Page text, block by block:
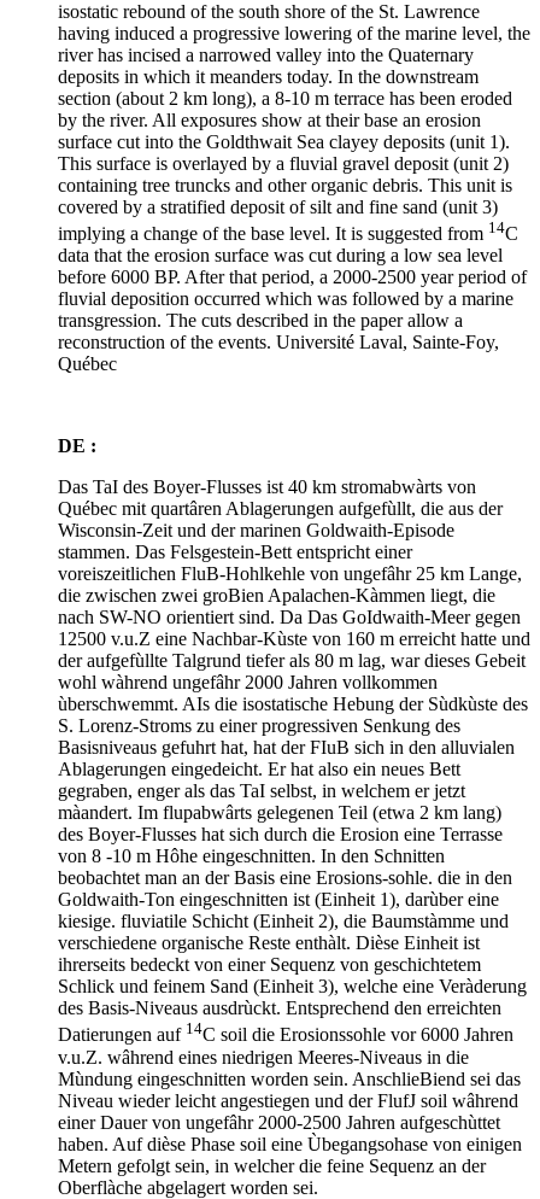
isostatic rebound of the south shore of the St. Lawrence
having induced a progressive lowering of the marine level, the
river has incised a narrowed valley into the Quaternary
deposits in which it meanders today. In the downstream
section (about 2 km long), a 8-10 m terrace has been eroded
by the river. All exposures show at their base an erosion
surface cut into the Goldthwait Sea clayey deposits (unit 1).
This surface is overlayed by a fluvial gravel deposit (unit 2)
containing tree truncks and other organic debris. This unit is
covered by a stratified deposit of silt and fine sand (unit 3)
implying a change of the base level. It is suggested from 14C
data that the erosion surface was cut during a low sea level
before 6000 BP. After that period, a 2000-2500 year period of
fluvial deposition occurred which was followed by a marine
transgression. The cuts described in the paper allow a
reconstruction of the events. Université Laval, Sainte-Foy,
Québec
DE :
Das TaI des Boyer-Flusses ist 40 km stromabwàrts von
Québec mit quartâren Ablagerungen aufgefùllt, die aus der
Wisconsin-Zeit und der marinen Goldwaith-Episode
stammen. Das Felsgestein-Bett entspricht einer
voreiszeitlichen FluB-Hohlkehle von ungefâhr 25 km Lange,
die zwischen zwei groBien Apalachen-Kàmmen liegt, die
nach SW-NO orientiert sind. Da Das GoIdwaith-Meer gegen
12500 v.u.Z eine Nachbar-Kùste von 160 m erreicht hatte und
der aufgefùllte Talgrund tiefer als 80 m lag, war dieses Gebeit
wohl wàhrend ungefâhr 2000 Jahren vollkommen
ùberschwemmt. AIs die isostatische Hebung der Sùdkùste des
S. Lorenz-Stroms zu einer progressiven Senkung des
Basisniveaus gefuhrt hat, hat der FIuB sich in den alluvialen
Ablagerungen eingedeicht. Er hat also ein neues Bett
gegraben, enger als das TaI selbst, in welchem er jetzt
màandert. Im flupabwârts gelegenen Teil (etwa 2 km lang)
des Boyer-Flusses hat sich durch die Erosion eine Terrasse
von 8 -10 m Hôhe eingeschnitten. In den Schnitten
beobachtet man an der Basis eine Erosions-sohle. die in den
Goldwaith-Ton eingeschnitten ist (Einheit 1), darùber eine
kiesige. fluviatile Schicht (Einheit 2), die Baumstàmme und
verschiedene organische Reste enthàlt. Dièse Einheit ist
ihrerseits bedeckt von einer Sequenz von geschichtetem
Schlick und feinem Sand (Einheit 3), welche eine Veràderung
des Basis-Niveaus ausdrùckt. Entsprechend den erreichten
Datierungen auf 14C soil die Erosionssohle vor 6000 Jahren
v.u.Z. wâhrend eines niedrigen Meeres-Niveaus in die
Mùndung eingeschnitten worden sein. AnschlieBiend sei das
Niveau wieder leicht angestiegen und der FlufJ soil wâhrend
einer Dauer von ungefâhr 2000-2500 Jahren aufgeschùttet
haben. Auf dièse Phase soil eine Ùbegangsohase von einigen
Metern gefolgt sein, in welcher die feine Sequenz an der
Oberflàche abgelagert worden sei.